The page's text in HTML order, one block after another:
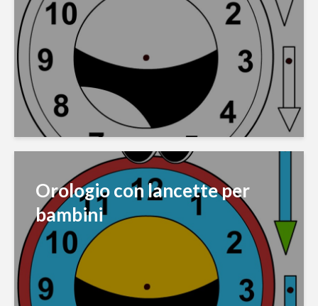
Orologio con lancette per
bambini